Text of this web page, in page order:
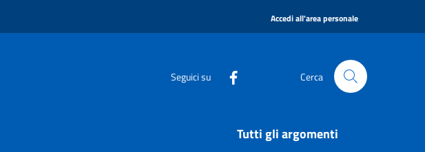
Accedi all'area personale
Seguici su Cerca
Tutti gli argomenti